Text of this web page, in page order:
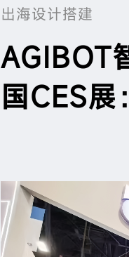
出海设计搭建
AGIBOT
国CES